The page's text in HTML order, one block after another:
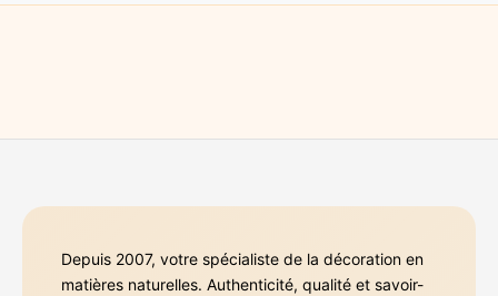
Depuis 2007, votre spécialiste de la décoration en
matières naturelles. Authenticité, qualité et savoir-